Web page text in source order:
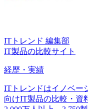
ITトレンド 編集部
IT製品の比較サイト
経歴・実績
ITトレンドはイノベー
向けIT製品の比較・資